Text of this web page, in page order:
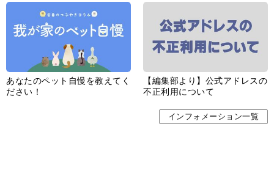
サイトポリシー／データの収集と利用について
「ｆｆ倶楽部」会員規約
「ｆｆ倶楽部」よくあるご質問
CHUOKORON-SHINSHA,INC.All right reserved